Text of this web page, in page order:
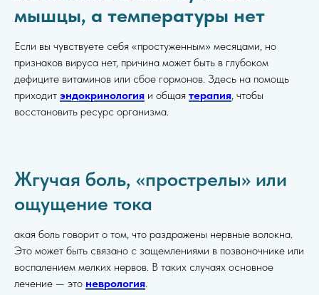
мышцы, а температуры нет
Если вы чувствуете себя «простуженным» месяцами, но
признаков вируса нет, причина может быть в глубоком
дефиците витаминов или сбое гормонов. Здесь на помощь
приходит эндокринология и общая терапия, чтобы
восстановить ресурс организма.
Жгучая боль, «прострелы» или
ощущение тока
акая боль говорит о том, что раздражены нервные волокна.
Это может быть связано с защемлениями в позвоночнике или
воспалением мелких нервов. В таких случаях основное
лечение — это неврология.